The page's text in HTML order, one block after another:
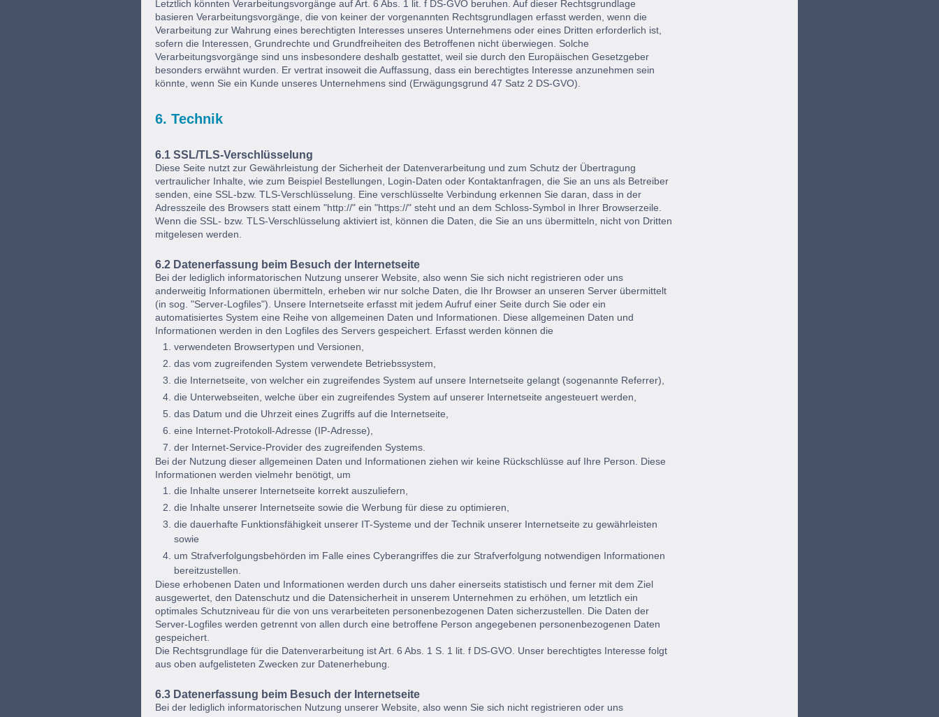
Letztlich könnten Verarbeitungsvorgänge auf Art. 6 Abs. 1 lit. f DS-GVO beruhen. Auf dieser Rechtsgrundlage
basieren Verarbeitungsvorgänge, die von keiner der vorgenannten Rechtsgrundlagen erfasst werden, wenn die
Verarbeitung zur Wahrung eines berechtigten Interesses unseres Unternehmens oder eines Dritten erforderlich ist,
sofern die Interessen, Grundrechte und Grundfreiheiten des Betroffenen nicht überwiegen. Solche
Verarbeitungsvorgänge sind uns insbesondere deshalb gestattet, weil sie durch den Europäischen Gesetzgeber
besonders erwähnt wurden. Er vertrat insoweit die Auffassung, dass ein berechtigtes Interesse anzunehmen sein
könnte, wenn Sie ein Kunde unseres Unternehmens sind (Erwägungsgrund 47 Satz 2 DS-GVO).
6. Technik
6.1 SSL/TLS-Verschlüsselung
Diese Seite nutzt zur Gewährleistung der Sicherheit der Datenverarbeitung und zum Schutz der Übertragung
vertraulicher Inhalte, wie zum Beispiel Bestellungen, Login-Daten oder Kontaktanfragen, die Sie an uns als Betreiber
senden, eine SSL-bzw. TLS-Verschlüsselung. Eine verschlüsselte Verbindung erkennen Sie daran, dass in der
Adresszeile des Browsers statt einem "http://" ein "https://" steht und an dem Schloss-Symbol in Ihrer Browserzeile.
Wenn die SSL- bzw. TLS-Verschlüsselung aktiviert ist, können die Daten, die Sie an uns übermitteln, nicht von Dritten
mitgelesen werden.
6.2 Datenerfassung beim Besuch der Internetseite
Bei der lediglich informatorischen Nutzung unserer Website, also wenn Sie sich nicht registrieren oder uns
anderweitig Informationen übermitteln, erheben wir nur solche Daten, die Ihr Browser an unseren Server übermittelt
(in sog. "Server-Logfiles"). Unsere Internetseite erfasst mit jedem Aufruf einer Seite durch Sie oder ein
automatisiertes System eine Reihe von allgemeinen Daten und Informationen. Diese allgemeinen Daten und
Informationen werden in den Logfiles des Servers gespeichert. Erfasst werden können die
verwendeten Browsertypen und Versionen,
das vom zugreifenden System verwendete Betriebssystem,
die Internetseite, von welcher ein zugreifendes System auf unsere Internetseite gelangt (sogenannte Referrer),
die Unterwebseiten, welche über ein zugreifendes System auf unserer Internetseite angesteuert werden,
das Datum und die Uhrzeit eines Zugriffs auf die Internetseite,
eine Internet-Protokoll-Adresse (IP-Adresse),
der Internet-Service-Provider des zugreifenden Systems.
Bei der Nutzung dieser allgemeinen Daten und Informationen ziehen wir keine Rückschlüsse auf Ihre Person. Diese
Informationen werden vielmehr benötigt, um
die Inhalte unserer Internetseite korrekt auszuliefern,
die Inhalte unserer Internetseite sowie die Werbung für diese zu optimieren,
die dauerhafte Funktionsfähigkeit unserer IT-Systeme und der Technik unserer Internetseite zu gewährleisten
sowie
um Strafverfolgungsbehörden im Falle eines Cyberangriffes die zur Strafverfolgung notwendigen Informationen
bereitzustellen.
Diese erhobenen Daten und Informationen werden durch uns daher einerseits statistisch und ferner mit dem Ziel
ausgewertet, den Datenschutz und die Datensicherheit in unserem Unternehmen zu erhöhen, um letztlich ein
optimales Schutzniveau für die von uns verarbeiteten personenbezogenen Daten sicherzustellen. Die Daten der
Server-Logfiles werden getrennt von allen durch eine betroffene Person angegebenen personenbezogenen Daten
gespeichert.
Die Rechtsgrundlage für die Datenverarbeitung ist Art. 6 Abs. 1 S. 1 lit. f DS-GVO. Unser berechtigtes Interesse folgt
aus oben aufgelisteten Zwecken zur Datenerhebung.
6.3 Datenerfassung beim Besuch der Internetseite
Bei der lediglich informatorischen Nutzung unserer Website, also wenn Sie sich nicht registrieren oder uns